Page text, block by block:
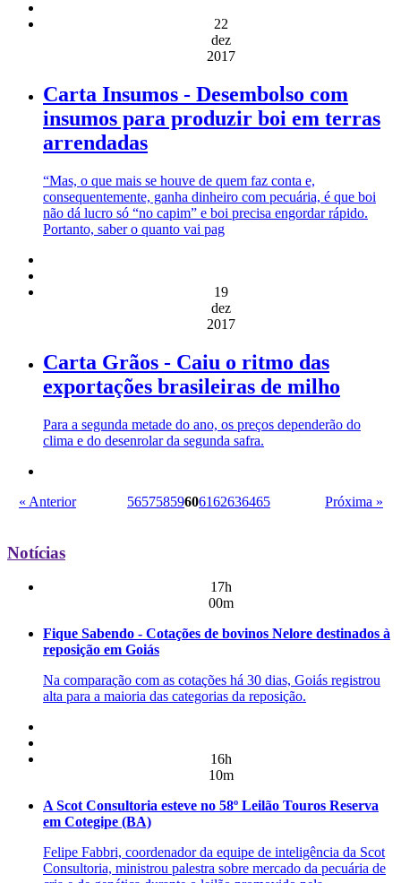
22
dez
2017
Carta Insumos - Desembolso com
insumos para produzir boi em terras
arrendadas
“Mas, o que mais se houve de quem faz conta e,
consequentemente, ganha dinheiro com pecuária, é que boi
não dá lucro só “no capim” e boi precisa engordar rápido.
Portanto, saber o quanto vai pag
19
dez
2017
Carta Grãos - Caiu o ritmo das
exportações brasileiras de milho
Para a segunda metade do ano, os preços dependerão do
clima e do desenrolar da segunda safra.
« Anterior 56575859606162636465 Próxima »
Notícias
17h
00m
Fique Sabendo - Cotações de bovinos Nelore destinados à
reposição em Goiás
Na comparação com as cotações há 30 dias, Goiás registrou
alta para a maioria das categorias da reposição.
16h
10m
A Scot Consultoria esteve no 58º Leilão Touros Reserva
em Cotegipe (BA)
Felipe Fabbri, coordenador da equipe de inteligência da Scot
Consultoria, ministrou palestra sobre mercado da pecuária de